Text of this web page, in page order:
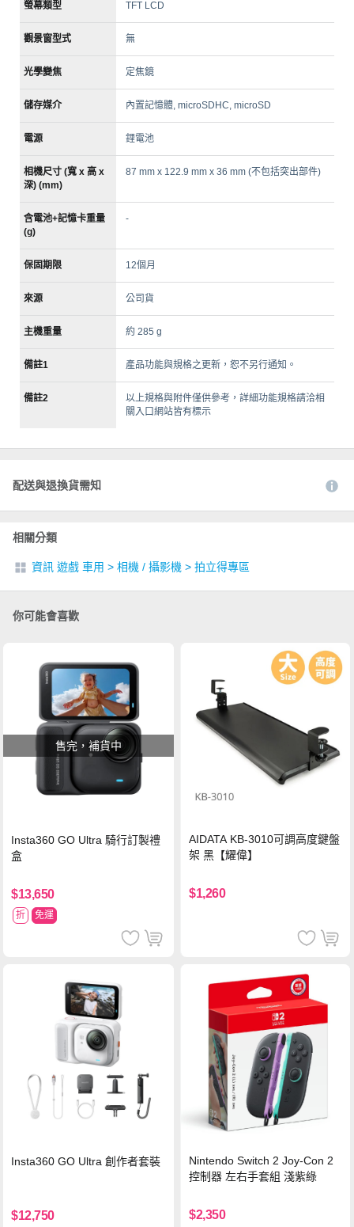
螢幕類型 TFT LCD
觀景窗型式 無
光學變焦 定焦鏡
儲存媒介 內置記憶體, microSDHC, microSD
電源 鋰電池
相機尺寸 (寬 x 高 x
深) (mm)
87 mm x 122.9 mm x 36 mm (不包括突出部件)
含電池+記憶卡重量
(g)
-
保固期限 12個月
來源 公司貨
主機重量 約 285 g
備註1 產品功能與規格之更新，恕不另行通知。
備註2
以上規格與附件僅供參考，詳細功能規格請洽相
關入口網站皆有標示
配送與退換貨需知
相關分類
資訊 遊戲 車用 > 相機 / 攝影機 > 拍立得專區
你可能會喜歡
售完，補貨中
Insta360 GO Ultra 騎行訂製禮
盒
$13,650
折 免運
AIDATA KB-3010可調高度鍵盤
架 黑【耀偉】
$1,260
Insta360 GO Ultra 創作者套裝
$12,750
Nintendo Switch 2 Joy-Con 2
控制器 左右手套組 淺紫綠
$2,350